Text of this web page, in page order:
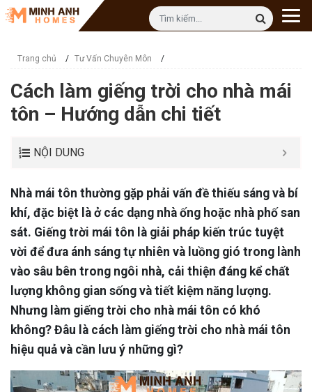
Trang chủ / Tư Vấn Chuyên Môn /
Cách làm giếng trời cho nhà mái
tôn – Hướng dẫn chi tiết
NỘI DUNG
Nhà mái tôn thường gặp phải vấn đề thiếu sáng và bí
khí, đặc biệt là ở các dạng nhà ống hoặc nhà phố san
sát. Giếng trời mái tôn là giải pháp kiến trúc tuyệt
vời để đưa ánh sáng tự nhiên và luồng gió trong lành
vào sâu bên trong ngôi nhà, cải thiện đáng kể chất
lượng không gian sống và tiết kiệm năng lượng.
Nhưng làm giếng trời cho nhà mái tôn có khó
không? Đâu là cách làm giếng trời cho nhà mái tôn
hiệu quả và cần lưu ý những gì?